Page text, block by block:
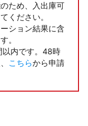
ため、入出庫可
ください。
ション結果に含
。
以内です。48時
こちらから申請